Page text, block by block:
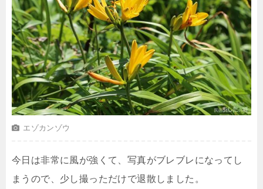
エゾカンゾウ
今日は非常に風が強くて、写真がブレブレになってし
まうので、少し撮っただけで退散しました。